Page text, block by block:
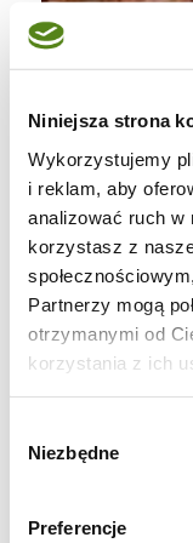
Niniejsza strona
Wykorzystujemy
i reklam, aby
analizować ruch w
korzystasz z
Partnerzy mogą
otrzymanymi od
korzystania z ich
zgody
Niezbędne
Preferencje
Na
upiekłam
było ono
moje wyszło
że nie chciało
migdałów) ,